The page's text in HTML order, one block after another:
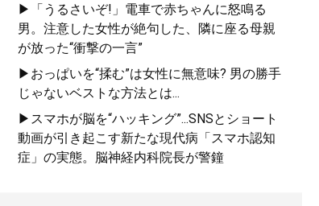
▶「うるさいぞ!」電車で赤ちゃんに怒鳴る
男。注意した女性が絶句した、隣に座る母親
が放った“衝撃の一言”
▶おっぱいを“揉む”は女性に無意味? 男の勝手
じゃないベストな方法とは...
▶スマホが脳を“ハッキング”...SNSとショート
動画が引き起こす新たな現代病「スマホ認知
症」の実態。脳神経内科院長が警鐘